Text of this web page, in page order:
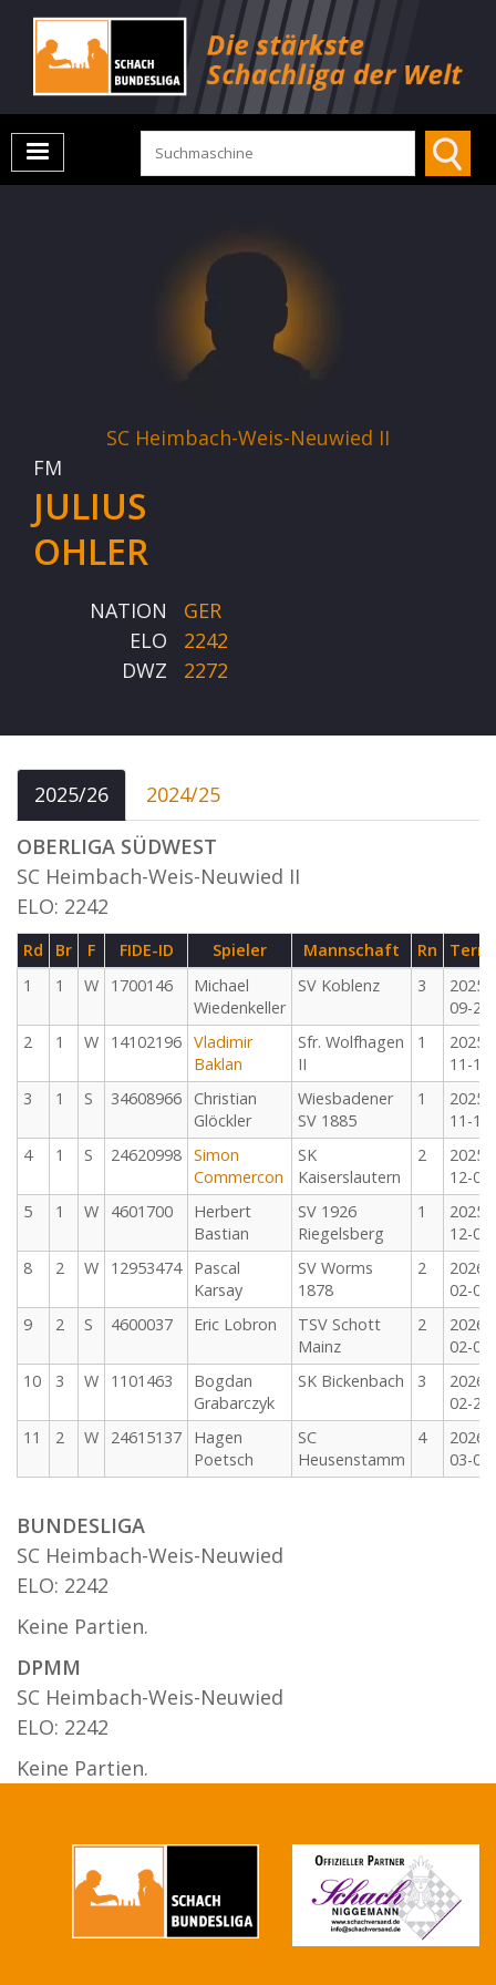
SC Heimbach-Weis-Neuwied II
FM
JULIUS
OHLER
NATION
GER
ELO
2242
DWZ
2272
2025/26
2024/25
OBERLIGA SÜDWEST
SC Heimbach-Weis-Neuwied II
ELO: 2242
Rd Br F FIDE-ID Spieler Mannschaft Rn
1
1 W 1700146
Michael
Wiedenkeller
SV Koblenz 3
2025-
09-27
2
1 W 14102196 Vladimir
Baklan
Sfr. Wolfhagen
II
1
2025-
11-15
3
1 S 34608966
Christian
Glöckler
Wiesbadener
SV 1885
1
2025-
11-16
4
1 S 24620998 Simon
Commercon
SK
Kaiserslautern
2
2025-
12-06
5
1 W 4601700
Herbert
Bastian
SV 1926
Riegelsberg
1
2025-
12-07
8
2 W 12953474
Pascal
Karsay
SV Worms
1878
2
2026-
02-07
9
2 S 4600037 Eric Lobron
TSV Schott
Mainz
2
2026-
02-08
10
3 W 1101463
Bogdan
Grabarczyk
SK Bickenbach 3
2026-
02-28
11
2 W 24615137
Hagen
Poetsch
SC
Heusenstamm
4
2026-
03-01
BUNDESLIGA
SC Heimbach-Weis-Neuwied
ELO: 2242
Keine Partien.
DPMM
SC Heimbach-Weis-Neuwied
ELO: 2242
Keine Partien.